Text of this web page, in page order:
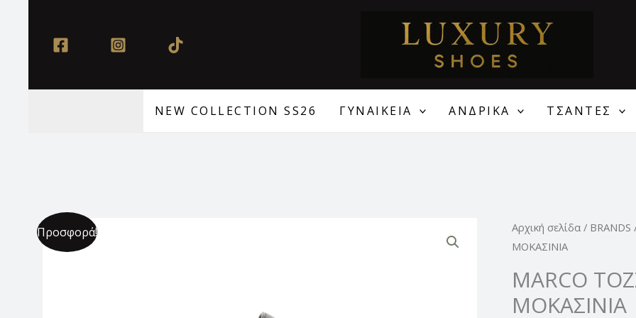
περιεχόμενο
NEW COLLECTION SS26 ΓΥΝΑΙΚΕΙΑ ΑΝΔΡΙΚΑ ΤΣΑΝΤΕΣ
Προσφορά! Αρχική σελίδα/ BRANDS
ΜΟΚΑΣΙΝΙΑ
MARCO
ΜΟΚΑΣΙΝΙΑ
Original
55,00 €.
MARCO
TOZZI
ΔΕΡΜΑΤΙΝΑ
ΜΟΚΑΣΙΝΙΑ